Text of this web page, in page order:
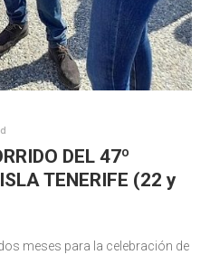
DEL 47º
TENERIFE (22 y
meses para la celebración de